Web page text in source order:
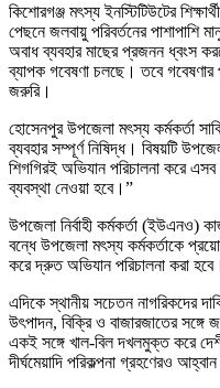
কিশোরগঞ্জ মৎস্য ইনস্টিটিউটের
পেছনে জলবায়ু পরিবর্তনের পাশাপাশি
অবাধ ব্যবহার মাছের প্রজনন ধ্বংস
ব্যাপক গবেষণা চলছে। তবে গবেষণার
জরুরি।
হোসেনপুর উপজেলা মৎস্য কর্মকর্তা
ব্যবহার সম্পূর্ণ নিষিদ্ধ। বিষয়টি
শিগগিরই অভিযান পরিচালনা করে
ব্যবস্থা নেওয়া হবে।”
উপজেলা নির্বাহী কর্মকর্তা (ইউএনও)
বন্ধে উপজেলা মৎস্য কর্মকর্তাকে
করে দ্রুত অভিযান পরিচালনা করা
এদিকে স্থানীয় সচেতন নাগরিকদের
উৎপাদন, বিক্রি ও বাজারজাতের
একই সঙ্গে খাল-বিল দখলমুক্ত করে
দীর্ঘমেয়াদি পরিকল্পনা গ্রহণেরও